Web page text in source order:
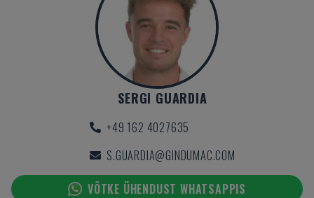
SERGI GUARDIA
+49 162 4027635
S.GUARDIA@GINDUMAC.COM
VÕTKE ÜHENDUST WHATSAPPIS